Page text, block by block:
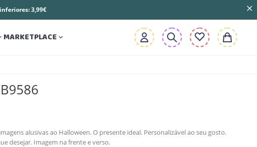
3,99€
MARKETPLACE 
alusivas ao Halloween. O presente ideal. Personalizável ao seu gosto.
desejar. Imagem na frente e verso.